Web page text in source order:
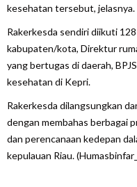
kesehatan tersebut, jelasnya.
Rakerkesda sendiri diikuti
kabupaten/kota, Direktur
yang bertugas di daerah,
kesehatan di Kepri.
Rakerkesda dilangsungkan
dengan membahas berbagai
dan perencanaan kedepan
kepulauan Riau. (